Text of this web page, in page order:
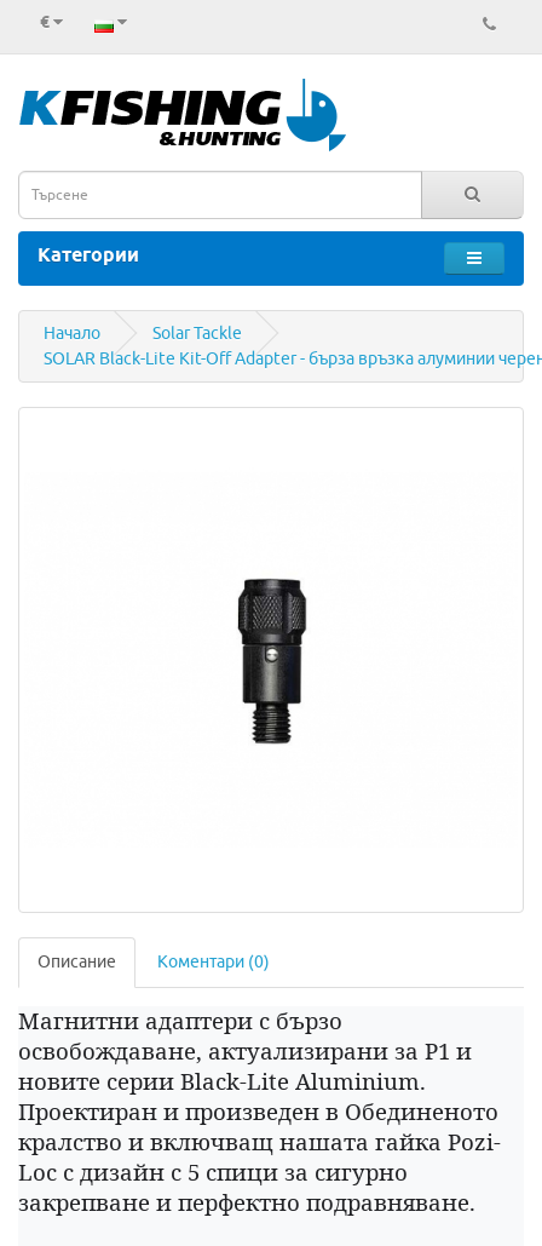
€
Категории
Начало
Solar Tackle
SOLAR Black-Lite Kit-Off Adapter - бърза връзка алуминии
Описание Коментари (0)
Магнитни адаптери с бързо
освобождаване, актуализирани за P1 и
новите серии Black-Lite Aluminium.
Проектиран и произведен в Обединеното
кралство и включващ нашата гайка Pozi-
Loc с дизайн с 5 спици за сигурно
закрепване и перфектно подравняване.